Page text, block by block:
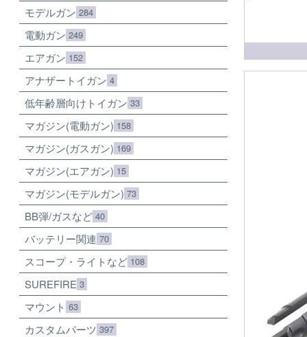
モデルガン 284
電動ガン 249
エアガン 152
アナザートイガン 4
低年齢層向けトイガン 33
マガジン(電動ガン) 158
マガジン(ガスガン) 169
マガジン(エアガン) 15
マガジン(モデルガン) 73
BB弾/ガスなど 40
バッテリー関連 70
スコープ・ライトなど 108
SUREFIRE 3
マウント 63
カスタムパーツ 397